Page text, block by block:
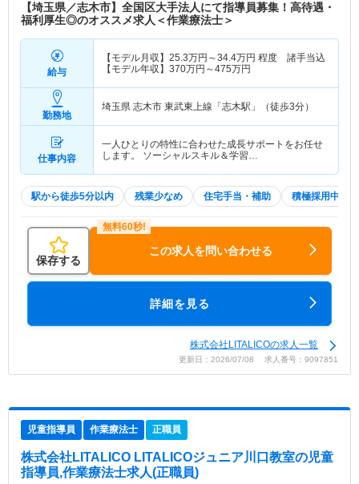
【埼玉県／志木市】全国区大手法人にて指導員募集！高待遇・
福利厚生◎のオススメ求人＜作業療法士＞
給与
【モデル月収】 25.3万円～34.4万円 程度 諸手当込
【モデル年収】 370万円～475万円
勤務地
埼玉県 志木市 東武東上線「志木駅」（徒歩3分）
仕事内容
一人ひとりの特性に合わせた成長サポートをお任せ
します。 ソーシャルスキル＆学習…
駅から徒歩5分以内 残業少なめ 住宅手当・補助 積極採用中
保存する
この求人を問い合わせる
詳細を見る
株式会社LITALICOの求人一覧
更新日：2026/07/08 求人番号：9097851
児童指導員 作業療法士 正職員
株式会社LITALICO LITALICOジュニア川口教室の児童
指導員,作業療法士求人(正職員)